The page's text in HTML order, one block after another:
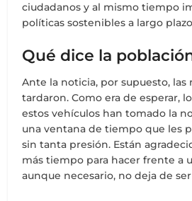
ciudadanos y al mismo tiempo
políticas sostenibles a largo
Qué dice la
Ante la noticia, por supuesto, las
tardaron. Como era de esperar,
estos vehículos han tomado la
una ventana de tiempo que les
sin tanta presión. Están
más tiempo para hacer frente a
aunque necesario, no deja de